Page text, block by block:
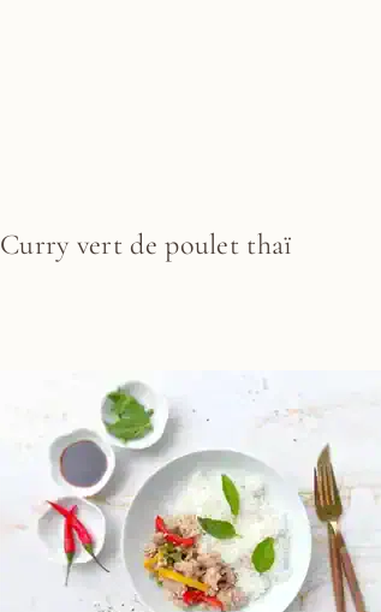
Curry vert de poulet thaï